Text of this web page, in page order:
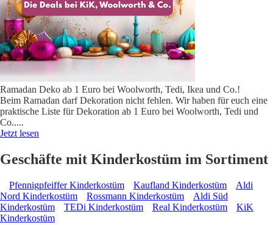
Ramadan Deko ab 1 Euro bei Woolworth, Tedi, Ikea und Co.!
Beim Ramadan darf Dekoration nicht fehlen. Wir haben für euch eine
praktische Liste für Dekoration ab 1 Euro bei Woolworth, Tedi und
Co.....
Jetzt lesen
Geschäfte mit Kinderkostüm im Sortiment
Pfennigpfeiffer Kinderkostüm Kaufland Kinderkostüm
Aldi
Nord Kinderkostüm
Rossmann Kinderkostüm
Aldi Süd
Kinderkostüm
TEDi Kinderkostüm Real Kinderkostüm
KiK
Kinderkostüm